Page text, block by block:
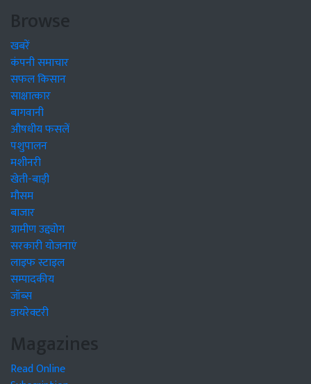
Browse
खबरें
कंपनी समाचार
सफल किसान
साक्षात्कार
बागवानी
औषधीय फसलें
पशुपालन
मशीनरी
खेती-बाड़ी
मौसम
बाजार
ग्रामीण उद्द्योग
सरकारी योजनाएं
लाइफ स्टाइल
सम्पादकीय
जॉब्स
डायरेक्टरी
Magazines
Read Online